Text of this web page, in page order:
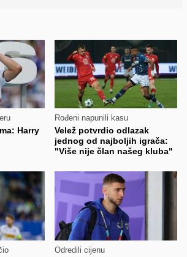
Harry
Rođeni napunili kasu
Velež potvrdio odlazak
jednog od najboljih igrača:
"Više nije član našeg kluba"
Odredili cijenu